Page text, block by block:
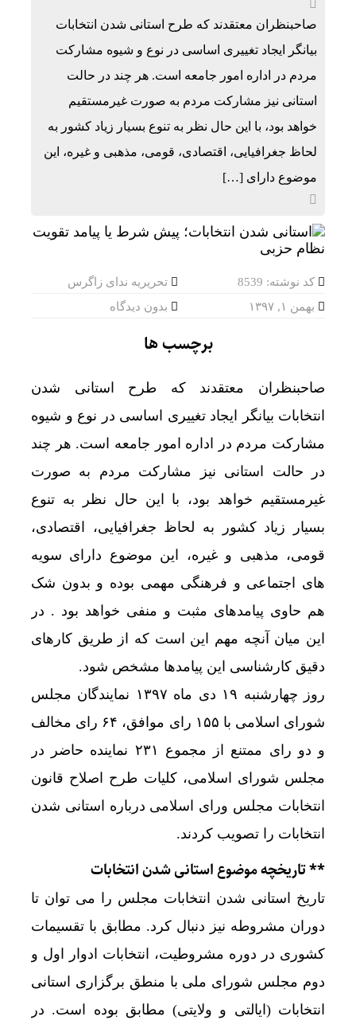
صاحبنظران معتقدند که طرح استانی شدن انتخابات
بیانگر ایجاد تغییری اساسی در نوع و شیوه مشارکت
مردم در اداره امور جامعه است. هر چند در حالت
استانی نیز مشارکت مردم به صورت غیرمستقیم
خواهد بود، با این حال نظر به تنوع بسیار زیاد کشور به
لحاظ جغرافیایی، اقتصادی، قومی، مذهبی و غیره، این
موضوع دارای […]
کد نوشته: 8539
تحریریه ندای زاگرس
بهمن ۱, ۱۳۹۷
بدون دیدگاه
برچسب ها
صاحبنظران معتقدند که طرح استانی شدن
انتخابات بیانگر ایجاد تغییری اساسی در نوع و شیوه
مشارکت مردم در اداره امور جامعه است. هر چند
در حالت استانی نیز مشارکت مردم به صورت
غیرمستقیم خواهد بود، با این حال نظر به تنوع
بسیار زیاد کشور به لحاظ جغرافیایی، اقتصادی،
قومی، مذهبی و غیره، این موضوع دارای سویه
های اجتماعی و فرهنگی مهمی بوده و بدون شک
هم حاوی پیامدهای مثبت و منفی خواهد بود . در
این میان آنچه مهم این است که از طریق کارهای
دقیق کارشناسی این پیامدها مشخص شود.
روز چهارشنبه ۱۹ دی ماه ۱۳۹۷ نمایندگان مجلس
شورای اسلامی با ۱۵۵ رای موافق، ۶۴ رای مخالف
و دو رای ممتنع از مجموع ۲۳۱ نماینده حاضر در
مجلس شورای اسلامی، کلیات طرح اصلاح قانون
انتخابات مجلس ورای اسلامی درباره استانی شدن
انتخابات را تصویب کردند.
** تاریخچه موضوع استانی شدن انتخابات
تاریخ استانی شدن انتخابات مجلس را می توان تا
دوران مشروطه نیز دنبال کرد. مطابق با تقسیمات
کشوری در دوره مشروطیت، انتخابات ادوار اول و
دوم مجلس شورای ملی با منطق برگزاری استانی
انتخابات (ایالتی و ولایتی) مطابق بوده است. در